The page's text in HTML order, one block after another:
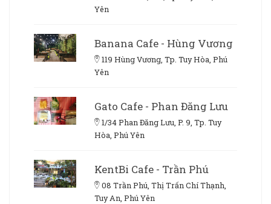
Yên
Banana Cafe - Hùng Vương
119 Hùng Vương, Tp. Tuy Hòa, Phú
Yên
Gato Cafe - Phan Đăng Lưu
1/34 Phan Đăng Lưu, P. 9, Tp. Tuy
Hòa, Phú Yên
KentBi Cafe - Trần Phú
08 Trần Phú, Thị Trấn Chí Thạnh,
Tuy An, Phú Yên